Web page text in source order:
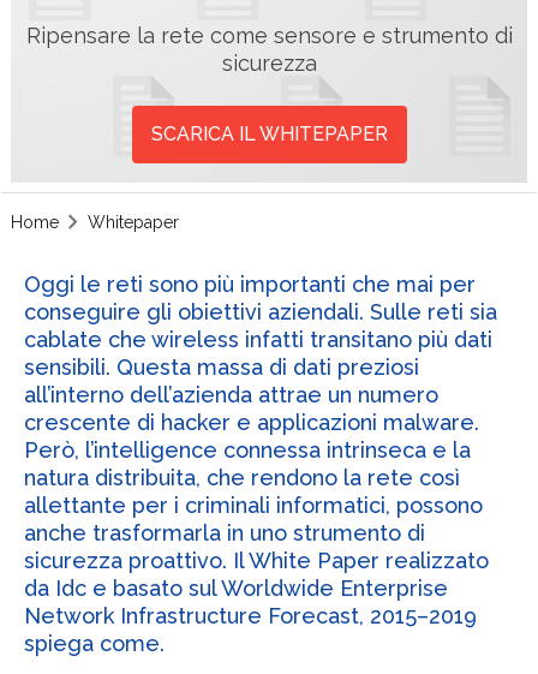
Ripensare la rete come sensore e strumento di
sicurezza
SCARICA IL WHITEPAPER
Home Whitepaper
Oggi le reti sono più importanti che mai per
conseguire gli obiettivi aziendali. Sulle reti sia
cablate che wireless infatti transitano più dati
sensibili. Questa massa di dati preziosi
all’interno dell’azienda attrae un numero
crescente di hacker e applicazioni malware.
Però, l’intelligence connessa intrinseca e la
natura distribuita, che rendono la rete così
allettante per i criminali informatici, possono
anche trasformarla in uno strumento di
sicurezza proattivo. Il White Paper realizzato
da Idc e basato sul Worldwide Enterprise
Network Infrastructure Forecast, 2015–2019
spiega come.